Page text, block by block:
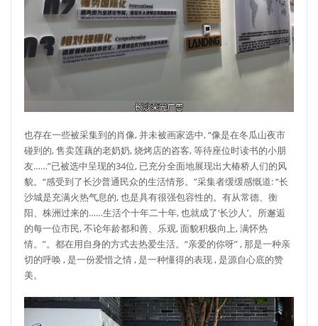
也存在一些被采集到的肖像, 并未被画家选中, “像是在冬瓜山夜市
碰到的, 售卖莲藕的老奶奶, 烧烤店的咨客, 等待座位时读书的小朋
友……”已被选中呈现的34位, 已充分全面地展现出大椿桥人们的风
貌。“感受到了长沙普通民众的生活情形。”采集者缓缓感慨道: “长
沙城是充满火热气息的, 也是具有很强包容性的。有从常德、衡
阳、株洲过来的……生活个十年二十年, 也就成了‘长沙人’。所邂逅
的每一位市民, 不论年龄都和善、乐观, 面貌积极向上, 满怀热
情。”。都在用自身的方式去热爱生活。“亲爱的你呀” , 那是一种亲
切的呼唤 , 是一份爱惜之情 , 是一种懂得的表现 , 是源自心底的赞
美。